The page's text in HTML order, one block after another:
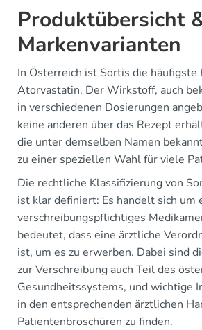
Produktübersicht
Markenvarianten
In Österreich ist Sortis die häufigste
Atorvastatin. Der Wirkstoff, auch
in verschiedenen Dosierungen
keine anderen über das Rezept
die unter demselben Namen
zu einer speziellen Wahl für viele
Die rechtliche Klassifizierung von
ist klar definiert: Es handelt sich um
verschreibungspflichtiges
bedeutet, dass eine ärztliche
ist, um es zu erwerben. Dabei sind
zur Verschreibung auch Teil des
Gesundheitssystems, und wichtige
in den entsprechenden ärztlichen
Patientenbroschüren zu finden.